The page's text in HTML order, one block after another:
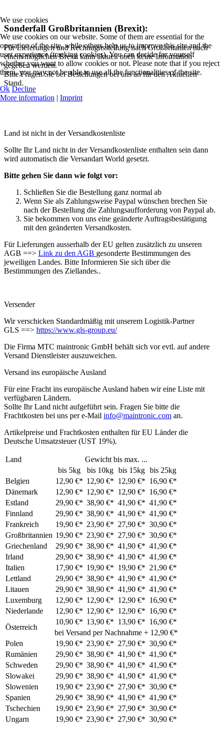
Sonderfall Großbritannien (Brexit):
Für Lieferungen und Rechnugnsstellung nach Großbritanien nach
einem möglichen Brexit kann aktuell noch keine Information
gegeben werden.
Bitte Fragen Sie bei Bestellungen bei uns an für den Aktuellen
Stand.
Land ist nicht in der Versandkostenliste
Sollte Ihr Land nicht in der Versandkostenliste enthalten sein dann
wird automatisch die Versandart World gesetzt.
Bitte gehen Sie dann wie folgt vor:
Schließen Sie die Bestellung ganz normal ab
Wenn Sie als Zahlungsweise Paypal wünschen brechen Sie
nach der Bestellung die Zahlungsaufforderung von Paypal ab.
Sie bekommen von uns eine geänderte Auftragsbestätigung
mit den geänderten Versandkosten.
Für Lieferungen ausserhalb der EU gelten zusätzlich zu unseren
AGB ==> Link zu den AGB gesonderte Bestimmungen des
jeweiligen Landes. Bitte Informieren Sie sich über die
Bestimmungen des Ziellandes..
Versender
Wir verschicken Standardmäßig mit unserem Logistik-Partner
GLS ==> https://www.gls-group.eu/
Die Firma MTC maintronic GmbH behält sich vor evtl. auf andere
Versand Dienstleister auszuweichen.
Versand ins europäische Ausland
Für eine Fracht ins europäische Ausland haben wir eine Liste mit
verfügbaren Ländern.
Sollte Ihr Land nicht aufgeführt sein. Fragen Sie bitte die
Frachtkosten bei uns per e-Mail info@maintronic.com an.
Artikelpreise und Frachtkosten enthalten für EU Länder die
Deutsche Umsatzsteuer (UST 19%).
Land
Gewicht bis max. ...
bis 5kg
bis 10kg bis 15kg bis 25kg
Belgien
12,90 €* 12,90 €* 12,90 €* 16,90 €*
Dänemark
12,90 €* 12,90 €* 12,90 €* 16,90 €*
Estland
29,90 €* 38,90 €* 41,90 €* 41,90 €*
Finnland
29,90 €* 38,90 €* 41,90 €* 41,90 €*
Frankreich
19,90 €* 23,90 €* 27,90 €* 30,90 €*
Großbritannien 19,90 €* 23,90 €* 27,90 €* 30,90 €*
Griechenland
29,90 €* 38,90 €* 41,90 €* 41,90 €*
Irland
29,90 €* 38,90 €* 41,90 €* 41,90 €*
Italien
17,90 €* 19,90 €* 19,90 €* 21,90 €*
Lettland
29,90 €* 38,90 €* 41,90 €* 41,90 €*
Litauen
29,90 €* 38,90 €* 41,90 €* 41,90 €*
Luxemburg
12,90 €* 12,90 €* 12,90 €* 16,90 €*
Niederlande
12,90 €* 12,90 €* 12,90 €* 16,90 €*
Österreich
10,90 €* 13,90 €* 13,90 €* 16,90 €*
bei Versand per Nachnahme + 12,90 €*
Polen
19,90 €* 23,90 €* 27,90 €* 30,90 €*
Rumänien
29,90 €* 38,90 €* 41,90 €* 41,90 €*
Schweden
29,90 €* 38,90 €* 41,90 €* 41,90 €*
Slowakei
29,90 €* 38,90 €* 41,90 €* 41,90 €*
Slowenien
19,90 €* 23,90 €* 27,90 €* 30,90 €*
Spanien
29,90 €* 38,90 €* 41,90 €* 41,90 €*
Tschechien
19,90 €* 23,90 €* 27,90 €* 30,90 €*
Ungarn
19,90 €* 23,90 €* 27,90 €* 30,90 €*
We use cookies
We use cookies on our website. Some of them are essential for the
operation of the site, while others help us to improve this site and the
user experience (tracking cookies). You can decide for yourself
whether you want to allow cookies or not. Please note that if you reject
them, you may not be able to use all the functionalities of the site.
Ok Decline
More information | Imprint